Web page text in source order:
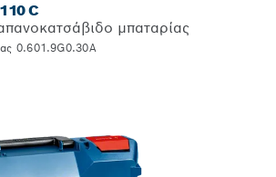
C
μπαταρίας
0.601.9G0.30A